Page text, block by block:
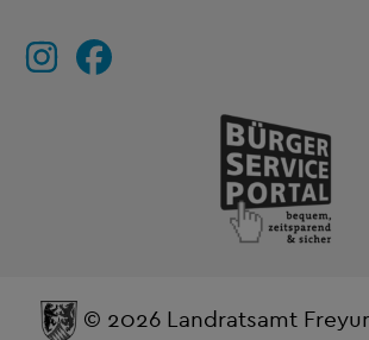
© 2026 Landratsamt